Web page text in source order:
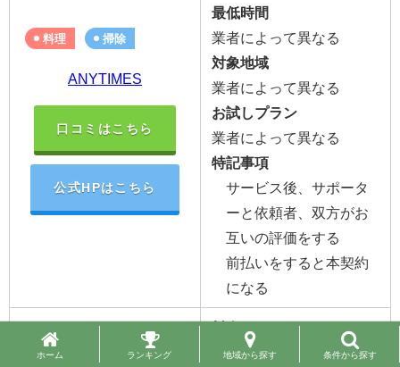
料理 掃除
ANYTIMES
口コミはこちら
公式HPはこちら
最低時間
業者によって異なる
対象地域
業者によって異なる
お試しプラン
業者によって異なる
特記事項
サービス後、サポータ
ーと依頼者、双方がお
互いの評価をする
前払いをすると本契約
になる
7,560円～（交通費無料）